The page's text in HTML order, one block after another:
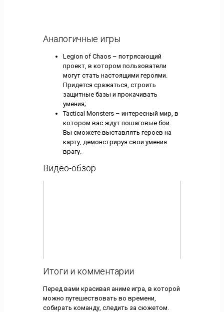
Аналогичные игры
Legion of Chaos – потрясающий
проект, в котором пользователи
могут стать настоящими героями.
Придется сражаться, строить
защитные базы и прокачивать
умения;
Tactical Monsters – интересный мир, в
котором вас ждут пошаговые бои.
Вы сможете выставлять героев на
карту, демонстрируя свои умения
врагу.
Видео-обзор
Итоги и комментарии
Перед вами красивая аниме игра, в которой
можно путешествовать во времени,
собирать команду, следить за сюжетом.